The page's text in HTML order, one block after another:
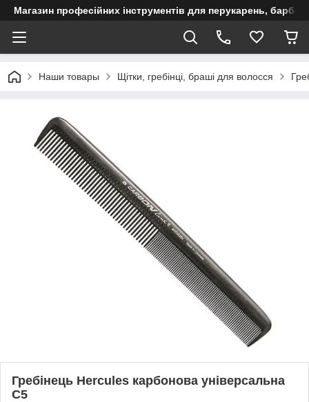
Магазин професійних інструментів для перукарень,
Наши товары Щітки, гребінці, браші для волосся
Гребінець Hercules карбонова універсальна
C5